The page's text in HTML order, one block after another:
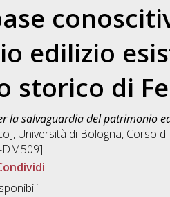
edilizio
storico di
la salvaguardia del patrimonio
Università di Bologna, Corso